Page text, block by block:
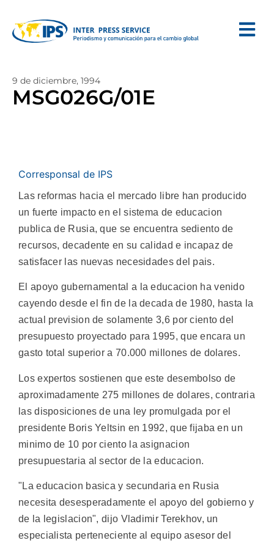
9 de diciembre, 1994
MSG026G/01E
Corresponsal de IPS
Las reformas hacia el mercado libre han producido
un fuerte impacto en el sistema de educacion
publica de Rusia, que se encuentra sediento de
recursos, decadente en su calidad e incapaz de
satisfacer las nuevas necesidades del pais.
El apoyo gubernamental a la educacion ha venido
cayendo desde el fin de la decada de 1980, hasta la
actual prevision de solamente 3,6 por ciento del
presupuesto proyectado para 1995, que encara un
gasto total superior a 70.000 millones de dolares.
Los expertos sostienen que este desembolso de
aproximadamente 275 millones de dolares, contraria
las disposiciones de una ley promulgada por el
presidente Boris Yeltsin en 1992, que fijaba en un
minimo de 10 por ciento la asignacion
presupuestaria al sector de la educacion.
"La educacion basica y secundaria en Rusia
necesita desesperadamente el apoyo del gobierno y
de la legislacion", dijo Vladimir Terekhov, un
especialista perteneciente al equipo asesor del